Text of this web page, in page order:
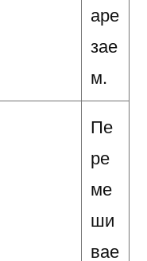
аре
зае
м.
Пе
ре
ме
ши
вае